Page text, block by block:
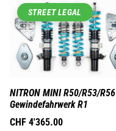
STREET LEGAL
NITRON MINI R50/R53/R56
Gewindefahrwerk R1
CHF 4'365.00